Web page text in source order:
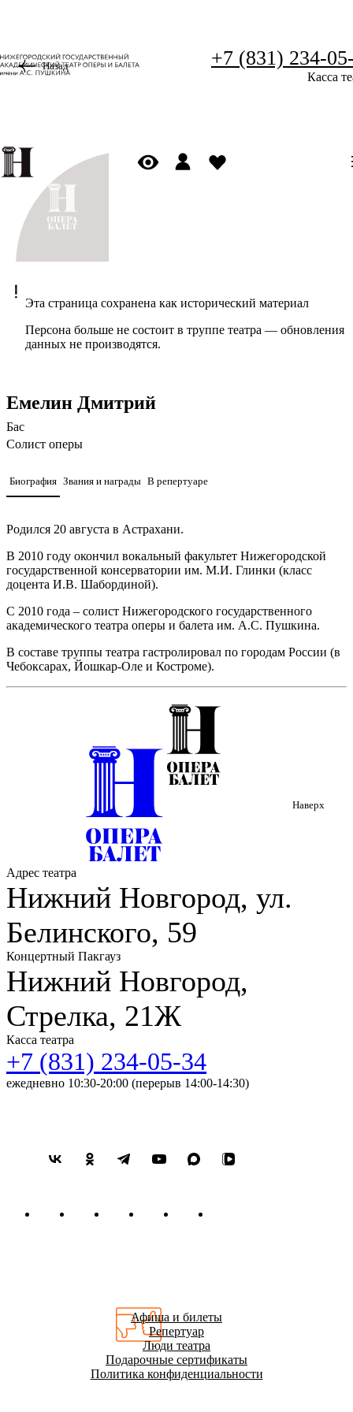
+7 (831) 234-
Касса
Назад
Эта страница сохранена как исторический материал
Персона больше не состоит в труппе театра — обновления
данных не производятся.
Емелин Дмитрий
Бас
Солист оперы
Биография Звания и награды В репертуаре
Родился 20 августа в Астрахани.
В 2010 году окончил вокальный факультет Нижегородской
государственной консерватории им. М.И. Глинки (класс
доцента И.В. Шабординой).
С 2010 года – солист Нижегородского государственного
академического театра оперы и балета им. А.С. Пушкина.
В составе труппы театра гастролировал по городам России (в
Чебоксарах, Йошкар-Оле и Костроме).
За время работы в Нижегородском театре оперы и балета
Бертрана («Иоланта»), Шарроне
(«Тоска»), Малюты («Царская невеста»), также работал в
спектаклях «Чародейка», Саша, Леша («Белая Акация» И.
Дунаевский), Ерошка, Ванюшка («Казаки» Ш. Чалаев), Царь
Египта («Аида» Дж. Верди), Левыкин («Жди меня»), Герцог
Полковник Боган («Веселая вдова» Ф. Легар).
Наверх
Адрес театра
Нижний Новгород, ул.
Белинского, 59
Концертный Пакгауз
Нижний Новгород,
Стрелка, 21Ж
Касса театра
+7 (831) 234-05-34
ежедневно 10:30-20:00 (перерыв 14:00-14:30)
Афиша и билеты
Репертуар
Люди театра
Подарочные сертификаты
Политика конфиденциальности